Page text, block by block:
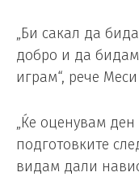
„Би сакал да
добро и да
играм“, рече
„Ќе оценувам
подготовките
видам дали